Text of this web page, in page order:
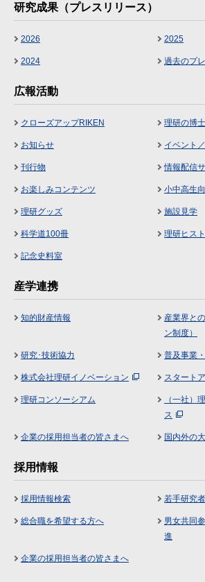
研究成果（プレスリリース）
2026 2025
2024 過去のプ
広報活動
クローズアップRIKEN 理研の博
お知らせ イベント
刊行物 情報配信
お楽しみコンテンツ 小中高生
理研グッズ 施設見学
科学道100冊 理研ヒス
記念史料室
産学連携
知的財産情報
産業界と
ン制度）
研究･技術協力 普及事業
株式会社理研イノベーション スタート
理研コンソーシアム
（一社）
ス
企業の採用担当者の皆さまへ 国内外の
採用情報
採用情報検索 若手研究
総合職を希望する方へ
男女共同
進
企業の採用担当者の皆さまへ